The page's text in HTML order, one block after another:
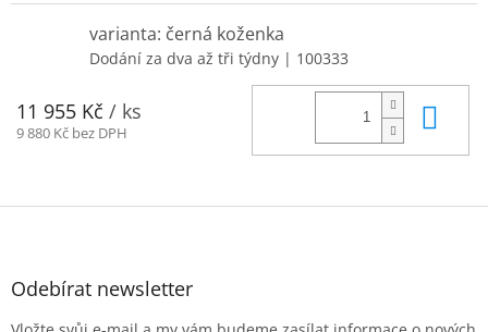
varianta: černá koženka
Dodání za dva až tři týdny | 100333
11 955 Kč / ks
9 880 Kč bez DPH
Z
Odebírat newsletter